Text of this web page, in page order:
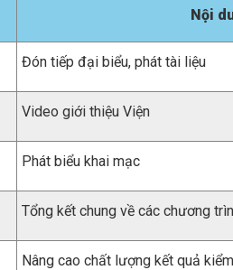
Nội
Đón tiếp đại biểu, phát tài liệu
Video giới thiệu Viện
Phát biểu khai mạc
Tổng kết chung về các chương
Nâng cao chất lượng kết quả